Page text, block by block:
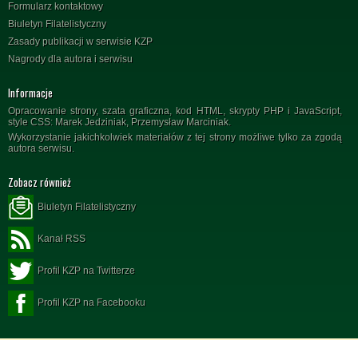
Formularz kontaktowy
Biuletyn Filatelistyczny
Zasady publikacji w serwisie KZP
Nagrody dla autora i serwisu
Informacje
Opracowanie strony, szata graficzna, kod HTML, skrypty PHP i JavaScript,
style CSS: Marek Jedziniak, Przemysław Marciniak.
Wykorzystanie jakichkolwiek materiałów z tej strony możliwe tylko za zgodą
autora serwisu.
Zobacz również
Biuletyn Filatelistyczny
Kanał RSS
Profil KZP na Twitterze
Profil KZP na Facebooku